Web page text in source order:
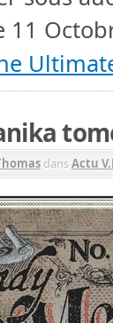
11
dansActu